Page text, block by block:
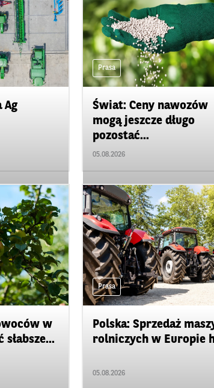
Ag
Prasa
Świat: Ceny nawozów
mogą jeszcze długo
pozostać...
05.08.2026
w
słabsze...
Prasa
Polska: Sprzedaż
rolniczych w Europie
05.08.2026